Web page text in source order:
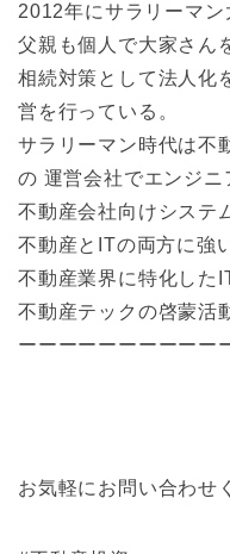
2012年にサラリーマン
父親も個人で大家さん
相続対策として法人化
営を行っている。
サラリーマン時代は不
の 運営会社でエンジニ
不動産会社向けシステ
不動産とITの両方に強
不動産業界に特化した
不動産テックの啓蒙活
ーーーーーーーーーー
お気軽にお問い合わせ